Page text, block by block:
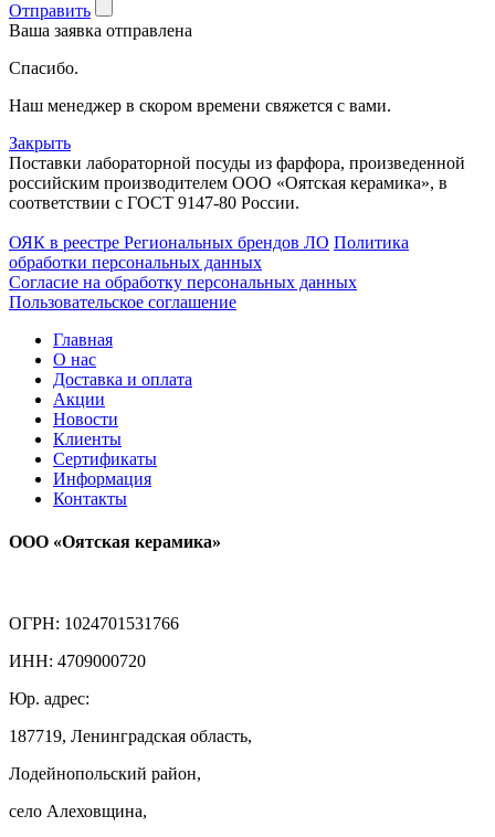
Отправить
Ваша заявка отправлена
Спасибо.
Наш менеджер в скором времени свяжется с вами.
Закрыть
Поставки лабораторной посуды из фарфора, произведенной
российским производителем ООО «Оятская керамика», в
соответствии с ГОСТ 9147-80 России.
ОЯК в реестре Региональных брендов ЛО Политика
обработки персональных данных
Согласие на обработку персональных данных
Пользовательское соглашение
Главная
О нас
Доставка и оплата
Акции
Новости
Клиенты
Сертификаты
Информация
Контакты
ООО «Оятская керамика»
ОГРН: 1024701531766
ИНН: 4709000720
Юр. адрес:
187719, Ленинградская область,
Лодейнопольский район,
село Алеховщина,